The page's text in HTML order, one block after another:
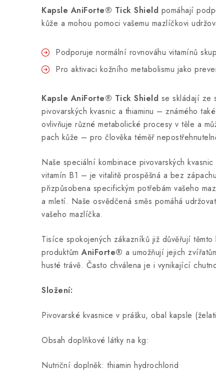
Kapsle AniForte® Tick Shield pomáhají
kůže a mohou pomoci vašemu mazlíčkovi
Podporuje normální rovnováhu vitamínů
Pro aktivaci kožního metabolismu jako
Kapsle AniForte® Tick Shield se skládají ze
pivovarských kvasnic a thiaminu – známého
ovlivňuje různé metabolické procesy v těle a
pach kůže – pro člověka téměř
Naše speciální kombinace pivovarských
vitamín B1 – je vitalitě prospěšná a bez
přizpůsobena specifickým potřebám vašeho
a mletí. Naše osvědčená směs pomáhá
vašeho mazlíčka.
Tisíce spokojených zákazníků již důvěřují těmto
produktům AniForte® a umožňují jejich
husté trávě. Často chválena je i vynikající
Složení:
Pivovarské kvasnice v prášku, obal kapsle
Obsah doplňkové látky na kg:
Nutriční doplněk: thiamin hydrochlorid